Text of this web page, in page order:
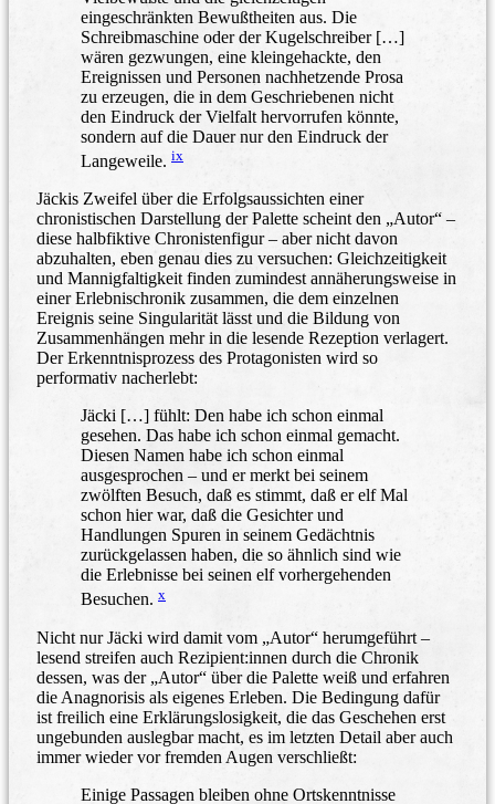
eingeschränkten Bewußtheiten aus. Die
Schreibmaschine oder der Kugelschreiber […]
wären gezwungen, eine kleingehackte, den
Ereignissen und Personen nachhetzende Prosa
zu erzeugen, die in dem Geschriebenen nicht
den Eindruck der Vielfalt hervorrufen könnte,
sondern auf die Dauer nur den Eindruck der
Langeweile. ix
Jäckis Zweifel über die Erfolgsaussichten einer
chronistischen Darstellung der Palette scheint den „Autor“ –
diese halbfiktive Chronistenfigur – aber nicht davon
abzuhalten, eben genau dies zu versuchen: Gleichzeitigkeit
und Mannigfaltigkeit finden zumindest annäherungsweise in
einer Erlebnischronik zusammen, die dem einzelnen
Ereignis seine Singularität lässt und die Bildung von
Zusammenhängen mehr in die lesende Rezeption verlagert.
Der Erkenntnisprozess des Protagonisten wird so
performativ nacherlebt:
Jäcki […] fühlt: Den habe ich schon einmal
gesehen. Das habe ich schon einmal gemacht.
Diesen Namen habe ich schon einmal
ausgesprochen – und er merkt bei seinem
zwölften Besuch, daß es stimmt, daß er elf Mal
schon hier war, daß die Gesichter und
Handlungen Spuren in seinem Gedächtnis
zurückgelassen haben, die so ähnlich sind wie
die Erlebnisse bei seinen elf vorhergehenden
Besuchen. x
Nicht nur Jäcki wird damit vom „Autor“ herumgeführt –
lesend streifen auch Rezipient:innen durch die Chronik
dessen, was der „Autor“ über die Palette weiß und erfahren
die Anagnorisis als eigenes Erleben. Die Bedingung dafür
ist freilich eine Erklärungslosigkeit, die das Geschehen erst
ungebunden auslegbar macht, es im letzten Detail aber auch
immer wieder vor fremden Augen verschließt:
Einige Passagen bleiben ohne Ortskenntnisse